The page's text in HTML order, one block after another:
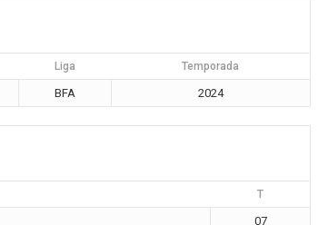
Liga Temporada
BFA 2024
T
07